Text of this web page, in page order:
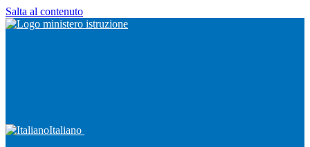
Salta al contenuto
Italiano